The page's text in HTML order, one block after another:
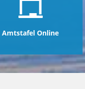
Amtstafel Online